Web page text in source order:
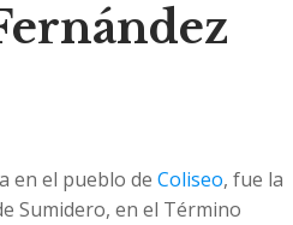
en el pueblo de Coliseo, fue la
Sumidero, en el Término